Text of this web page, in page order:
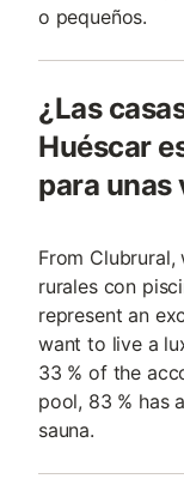
o pequeños.
¿Las
Huéscar
para unas
From Clubrural,
rurales con
represent an
want to live a
33 % of the
pool, 83 % has
sauna.